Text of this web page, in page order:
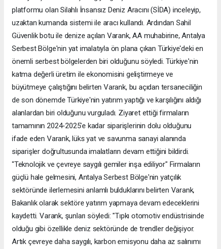
platformu olan Silahlı İnsansız Deniz Aracını (SİDA) inceleyip,
uzaktan kumanda sistemi ile aracı kullandı. Ardından Sahil
Güvenlik botu ile denize açılan Varank, AA muhabirine, Antalya
Serbest Bölge'nin yat imalatıyla ön plana çıkan Türkiye'deki en
önemli serbest bölgelerden biri olduğunu söyledi. Türkiye'nin
katma değerli üretim ile ekonomisini geliştirmeye ve
büyütmeye çalıştığını belirten Varank, bu açıdan tersaneciliğin
de son dönemde Türkiye'nin yatırım yaptığı ve karşılığını aldığı
alanlardan biri olduğunu vurguladı. Ziyaret ettiği firmaların
tamamının 2024-2025'e kadar siparişlerinin dolu olduğunu
ifade eden Varank, lüks yat ve savunma sanayi alanında
siparişler doğrultusunda imalatların devam ettiğini bildirdi.
"Teknolojik ve çevreye saygılı gemiler inşa ediliyor" Firmaların
güçlü hale gelmesini, Antalya Serbest Bölge'nin yatçılık
sektöründe ilerlemesini anlamlı bulduklarını belirten Varank,
Bakanlık olarak sektöre yatırım yapmaya devam edeceklerini
kaydetti. Varank, şunları söyledi: "Tıpkı otomotiv endüstrisinde
olduğu gibi özellikle deniz sektöründe de trendler değişiyor.
Artık çevreye daha saygılı, karbon emisyonu daha az salınımı